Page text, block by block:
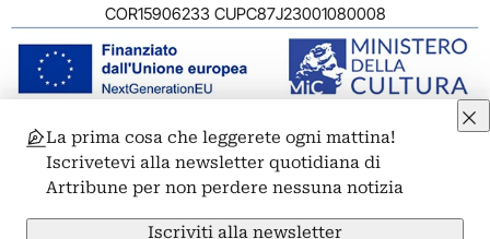
COR15906233 CUPC87J23001080008
© 2011-2026 ARTRIBUNE srl – Corso Vittorio Emanuele II, 287 –
00186 Roma - P.I. 11381581005
Privacy: Responsabile della protezione dei dati personali
ARTRIBUNE srl – Corso Vittorio Emanuele II, 287 – 00186 Roma
La prima cosa che leggerete ogni mattina!
Iscrivetevi alla newsletter quotidiana di
Artribune per non perdere nessuna notizia
Iscriviti alla newsletter